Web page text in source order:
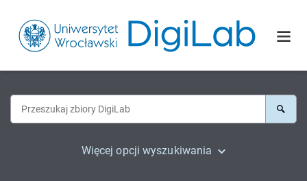
Więcej opcji wyszukiwania